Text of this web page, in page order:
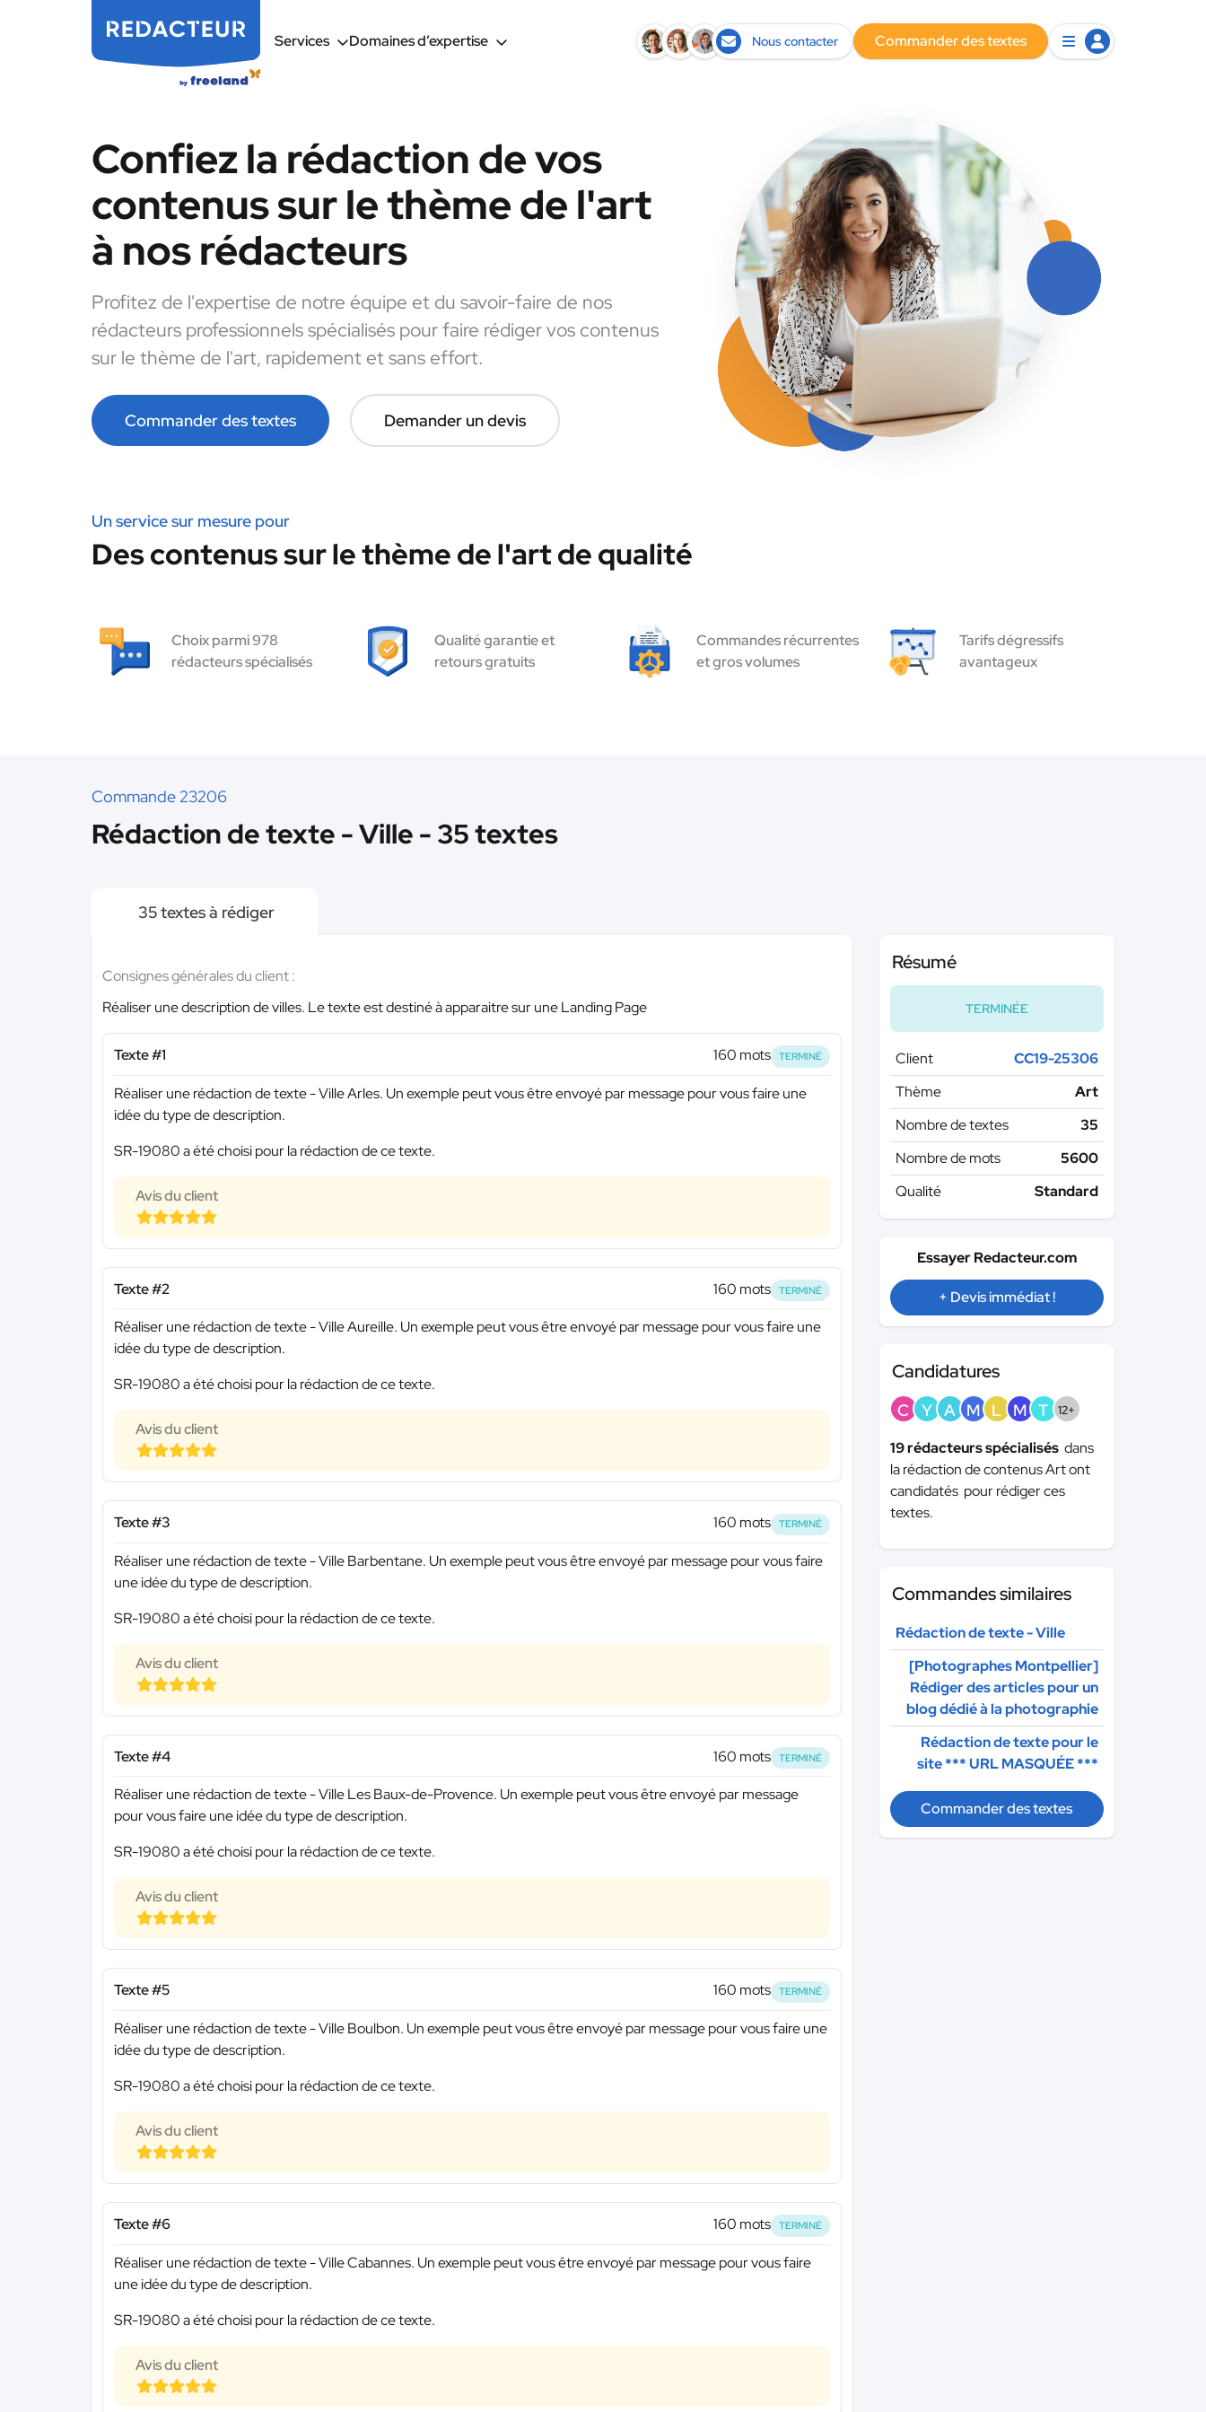
Services Domaines d’expertise Nous contacter Commander des textes
Confiez la rédaction de vos
contenus sur le thème de l'art
à nos rédacteurs
Profitez de l'expertise de notre équipe et du savoir-faire de nos
rédacteurs professionnels spécialisés pour faire rédiger vos contenus
sur le thème de l'art, rapidement et sans effort.
Commander des textes Demander un devis
Un service sur mesure pour
Des contenus sur le thème de l'art de qualité
Choix parmi 978
rédacteurs spécialisés
Qualité garantie et
retours gratuits
Commandes récurrentes
et gros volumes
Tarifs dégressifs
avantageux
Commande 23206
Rédaction de texte - Ville - 35 textes
35 textes à rédiger
Consignes générales du client :
Réaliser une description de villes. Le texte est destiné à apparaitre sur une Landing Page
Texte #1 160 mots TERMINÉ
Réaliser une rédaction de texte - Ville Arles. Un exemple peut vous être envoyé par message pour vous faire une
idée du type de description.
SR-19080 a été choisi pour la rédaction de ce texte.
Avis du client
Texte #2 160 mots TERMINÉ
Réaliser une rédaction de texte - Ville Aureille. Un exemple peut vous être envoyé par message pour vous faire une
idée du type de description.
SR-19080 a été choisi pour la rédaction de ce texte.
Avis du client
Texte #3 160 mots TERMINÉ
Réaliser une rédaction de texte - Ville Barbentane. Un exemple peut vous être envoyé par message pour vous faire
une idée du type de description.
SR-19080 a été choisi pour la rédaction de ce texte.
Avis du client
Texte #4 160 mots TERMINÉ
Réaliser une rédaction de texte - Ville Les Baux-de-Provence. Un exemple peut vous être envoyé par message
pour vous faire une idée du type de description.
SR-19080 a été choisi pour la rédaction de ce texte.
Avis du client
Texte #5 160 mots TERMINÉ
Réaliser une rédaction de texte - Ville Boulbon. Un exemple peut vous être envoyé par message pour vous faire une
idée du type de description.
SR-19080 a été choisi pour la rédaction de ce texte.
Avis du client
Texte #6 160 mots TERMINÉ
Réaliser une rédaction de texte - Ville Cabannes. Un exemple peut vous être envoyé par message pour vous faire
une idée du type de description.
SR-19080 a été choisi pour la rédaction de ce texte.
Avis du client
Résumé
TERMINÉE
Client
CC19-25306
Thème
Art
Nombre de textes
35
Nombre de mots
5600
Qualité
Standard
Essayer Redacteur.com
+ Devis immédiat !
Candidatures
C Y A M L M T 12+
19 rédacteurs spécialisés dans
la rédaction de contenus Art ont
candidatés pour rédiger ces
textes.
Commandes similaires
Rédaction de texte - Ville
[Photographes Montpellier]
Rédiger des articles pour un
blog dédié à la photographie
Rédaction de texte pour le
site*** URL MASQUÉE ***
Commander des textes